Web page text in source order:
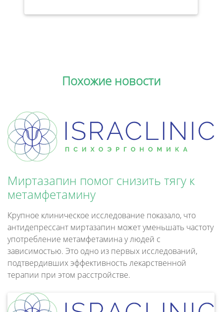
Похожие новости
Миртазапин помог снизить тягу к
метамфетамину
Крупное клиническое исследование показало, что
антидепрессант миртазапин может уменьшать частоту
употребление метамфетамина у людей с
зависимостью. Это одно из первых исследований,
подтвердивших эффективность лекарственной
терапии при этом расстройстве.